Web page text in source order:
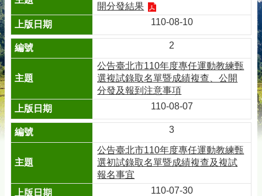
開分發結果
110-08-10
2
公告臺北市110年度專任運動教練甄
選複試錄取名單暨成績複查、公開
分發及報到注意事項
110-08-07
3
公告臺北市110年度專任運動教練甄
選初試錄取名單暨成績複查及複試
報名事宜
110-07-30